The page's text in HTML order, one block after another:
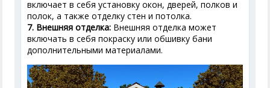
включает в себя установку окон, дверей, полков и
полок, а также отделку стен и потолка.
7. Внешняя отделка: Внешняя отделка может
включать в себя покраску или обшивку бани
дополнительными материалами.